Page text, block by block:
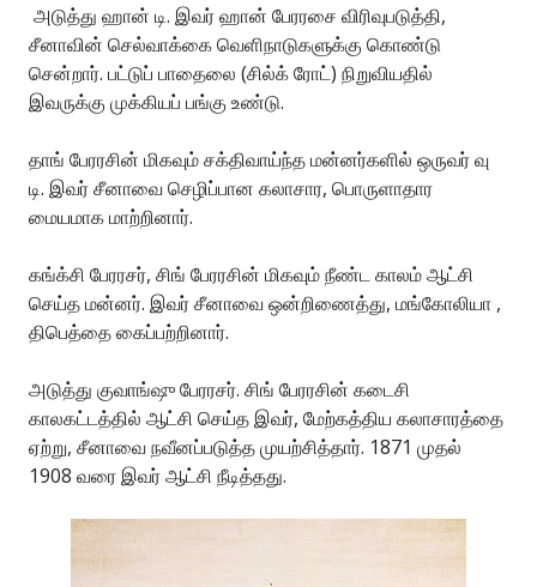
அடுத்து ஹான் டி. இவர் ஹான் பேரரசை விரிவுபடுத்தி,
சீனாவின் செல்வாக்கை வெளிநாடுகளுக்கு கொண்டு
சென்றார். பட்டுப் பாதைலை (சில்க் ரோட்) நிறுவியதில்
இவருக்கு முக்கியப் பங்கு உண்டு.
தாங் பேரரசின் மிகவும் சக்திவாய்ந்த மன்னர்களில் ஒருவர் வு
டி. இவர் சீனாவை செழிப்பான கலாசார, பொருளாதார
மையமாக மாற்றினார்.
கங்க்சி பேரரசர், சிங் பேரரசின் மிகவும் நீண்ட காலம் ஆட்சி
செய்த மன்னர். இவர் சீனாவை ஒன்றிணைத்து, மங்கோலியா ,
திபெத்தை கைப்பற்றினார்.
அடுத்து குவாங்ஷு பேரரசர். சிங் பேரரசின் கடைசி
காலகட்டத்தில் ஆட்சி செய்த இவர், மேற்கத்திய கலாசாரத்தை
ஏற்று, சீனாவை நவீனப்படுத்த முயற்சித்தார். 1871 முதல்
1908 வரை இவர் ஆட்சி நீடித்தது.